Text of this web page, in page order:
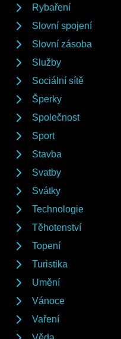
Rybaření
Slovní spojení
Slovní zásoba
Služby
Sociální sítě
Šperky
Společnost
Sport
Stavba
Svatby
Svátky
Technologie
Těhotenství
Topení
Turistika
Umění
Vánoce
Vaření